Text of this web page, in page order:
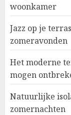
woonkamer
Jazz op je
zomeravonden
Het moderne
mogen
Natuurlijke
zomernachten